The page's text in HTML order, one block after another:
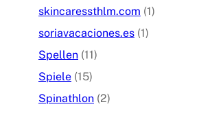
skincaressthlm.com (1)
soriavacaciones.es (1)
Spellen (11)
Spiele (15)
Spinathlon (2)